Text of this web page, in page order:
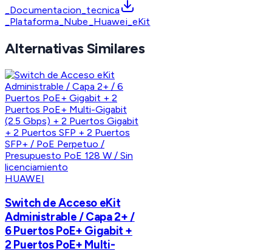
_Documentacion_tecnica
_Plataforma_Nube_Huawei_eKit
Alternativas Similares
HUAWEI
Switch de Acceso eKit
Administrable / Capa 2+ /
6 Puertos PoE+ Gigabit +
2 Puertos PoE+ Multi-